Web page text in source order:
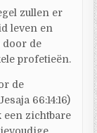
zullen er
leven en
door de
profetieën.
de
66:14:16)
zichtbare